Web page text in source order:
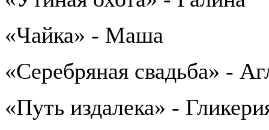
«Чайка» - Маша
«Серебряная свадьба» -
«Путь издалека» -